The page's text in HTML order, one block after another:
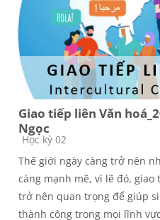
Giao tiếp liên Văn
Ngọc
Course category
Học kỳ 02
Thế giới ngày càng trở nên
càng mạnh mẽ, vì lẽ đó, giao
trở nên quan trọng để giúp
thành công trong mọi lĩnh